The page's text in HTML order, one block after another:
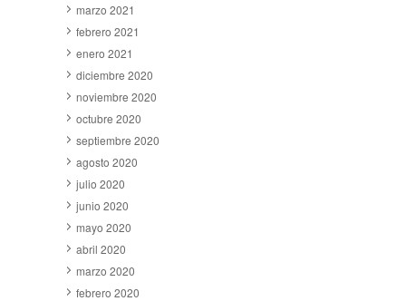
marzo 2021
febrero 2021
enero 2021
diciembre 2020
noviembre 2020
octubre 2020
septiembre 2020
agosto 2020
julio 2020
junio 2020
mayo 2020
abril 2020
marzo 2020
febrero 2020